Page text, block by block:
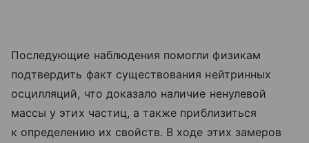
Последующие наблюдения помогли физикам
подтвердить факт существования нейтринных
осцилляций, что доказало наличие ненулевой
массы у этих частиц, а также приблизиться
к определению их свойств. В ходе этих замеров